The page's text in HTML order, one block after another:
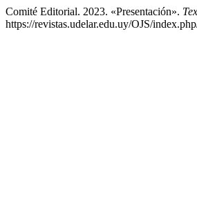
Comité Editorial. 2023. «Presentación».
https://revistas.udelar.edu.uy/OJS/